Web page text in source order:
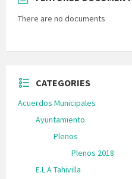
There are no documents
CATEGORIES
Acuerdos Municipales
Ayuntamiento
Plenos
Plenos 2018
E.L.A Tahivilla